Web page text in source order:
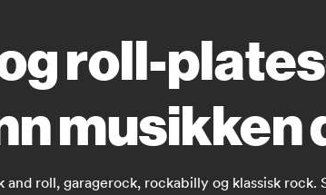
roll-
musikken
roll, garagerock, rockabilly og klassisk